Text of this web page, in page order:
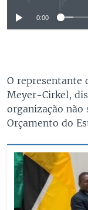
0:00
O representante
Meyer-Cirkel,
organização não
Orçamento do